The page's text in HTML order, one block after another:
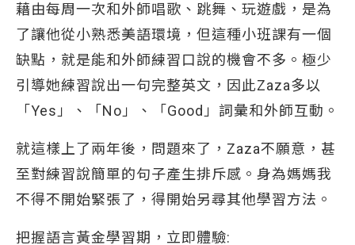
藉由每周一次和外師唱歌、跳舞、玩遊戲，是為
了讓他從小熟悉美語環境，但這種小班課有一個
缺點，就是能和外師練習口說的機會不多。極少
引導她練習說出一句完整英文，因此Zaza多以
「Yes」、「No」、「Good」詞彙和外師互動。
就這樣上了兩年後，問題來了，Zaza不願意，甚
至對練習說簡單的句子產生排斥感。身為媽媽我
不得不開始緊張了，得開始另尋其他學習方法。
把握語言黃金學習期，立即體驗: